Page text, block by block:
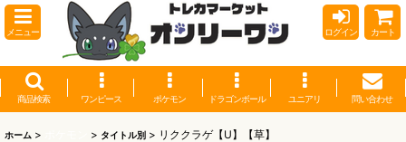
メニュー ログイン カート
商品検索 ワンピース ポケモン ドラゴンボール ユニアリ 問い合わせ
ホーム > > タイトル別 > リククラゲ【U】【草】